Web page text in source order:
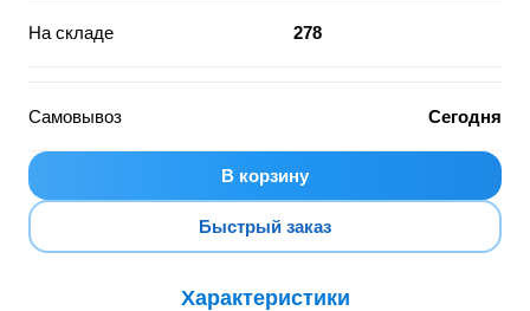
На складе 278
Самовывоз Сегодня
В корзину
Быстрый заказ
Характеристики